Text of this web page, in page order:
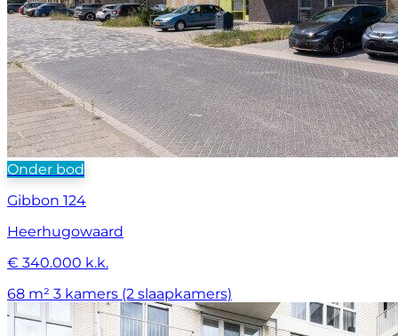
Onder bod
Gibbon 124
Heerhugowaard
€ 340.000 k.k.
68 m² 3 kamers (2 slaapkamers)